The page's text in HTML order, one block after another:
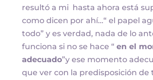
resultó a mi hasta ahora está
como dicen por ahí…“ el papel
todo” y es verdad, nada de lo
funciona si no se hace “ en el
adecuado”y ese momento
que ver con la predisposición de